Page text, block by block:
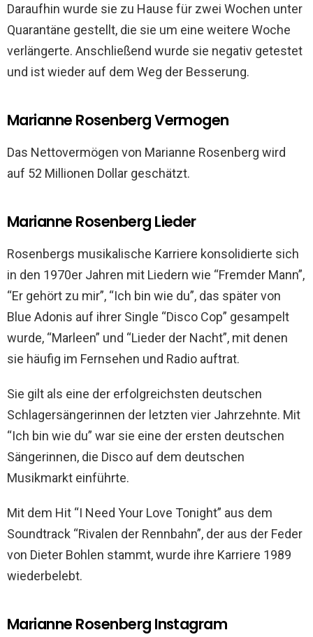
Daraufhin wurde sie zu Hause für zwei Wochen unter
Quarantäne gestellt, die sie um eine weitere Woche
verlängerte. Anschließend wurde sie negativ getestet
und ist wieder auf dem Weg der Besserung.
Marianne Rosenberg Vermogen
Das Nettovermögen von Marianne Rosenberg wird
auf 52 Millionen Dollar geschätzt.
Marianne Rosenberg Lieder
Rosenbergs musikalische Karriere konsolidierte sich
in den 1970er Jahren mit Liedern wie “Fremder Mann”,
“Er gehört zu mir”, “Ich bin wie du”, das später von
Blue Adonis auf ihrer Single “Disco Cop” gesampelt
wurde, “Marleen” und “Lieder der Nacht”, mit denen
sie häufig im Fernsehen und Radio auftrat.
Sie gilt als eine der erfolgreichsten deutschen
Schlagersängerinnen der letzten vier Jahrzehnte. Mit
“Ich bin wie du” war sie eine der ersten deutschen
Sängerinnen, die Disco auf dem deutschen
Musikmarkt einführte.
Mit dem Hit “I Need Your Love Tonight” aus dem
Soundtrack “Rivalen der Rennbahn”, der aus der Feder
von Dieter Bohlen stammt, wurde ihre Karriere 1989
wiederbelebt.
Marianne Rosenberg Instagram